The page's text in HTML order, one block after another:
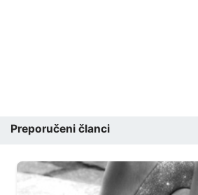
Preporučeni članci